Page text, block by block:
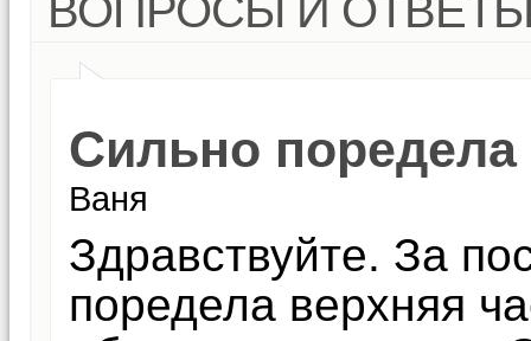
Сильно поредела
Ваня
Здравствуйте. За
поредела верхняя